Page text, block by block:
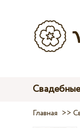
Главная >>